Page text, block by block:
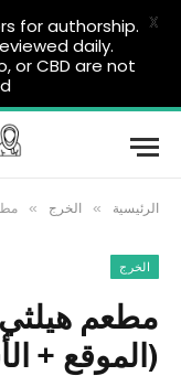
الرئيسية » الخرج »
الخرج
مطعم
(الموقع +
for authorship.
daily.
or CBD are not
X